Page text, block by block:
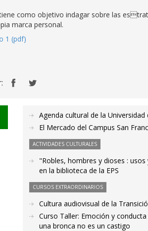
como objetivo indagar sobre las
marca personal.
1 (pdf)
Agenda cultural de la
El Mercado del Campus San
ACTIVIDADES CULTURALES
"Robles, hombres y dioses :
en la biblioteca de la EPS
CURSOS EXTRAORDINARIOS
Cultura audiovisual de la
Curso Taller: Emoción y
una bronca no es un castigo